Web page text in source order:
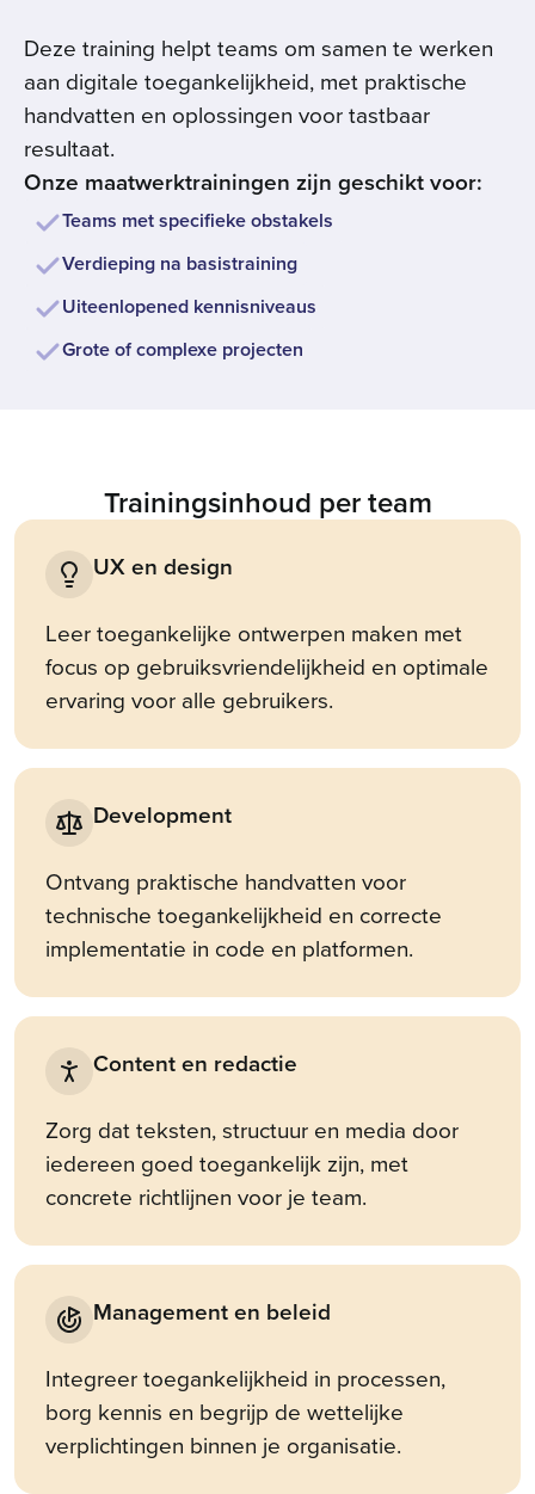
Deze training helpt teams om samen te werken
aan digitale toegankelijkheid, met praktische
handvatten en oplossingen voor tastbaar
resultaat.
Onze maatwerktrainingen zijn geschikt voor:
Teams met specifieke obstakels
Verdieping na basistraining
Uiteenlopened kennisniveaus
Grote of complexe projecten
Trainingsinhoud per team
UX en design
Leer toegankelijke ontwerpen maken met
focus op gebruiksvriendelijkheid en optimale
ervaring voor alle gebruikers.
Development
Ontvang praktische handvatten voor
technische toegankelijkheid en correcte
implementatie in code en platformen.
Content en redactie
Zorg dat teksten, structuur en media door
iedereen goed toegankelijk zijn, met
concrete richtlijnen voor je team.
Management en beleid
Integreer toegankelijkheid in processen,
borg kennis en begrijp de wettelijke
verplichtingen binnen je organisatie.